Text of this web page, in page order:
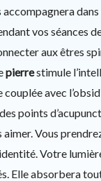
vos séances
aux êtres
pierrestimule
couplée avec
points
aimer. Vous
Votre
Elle absorbera